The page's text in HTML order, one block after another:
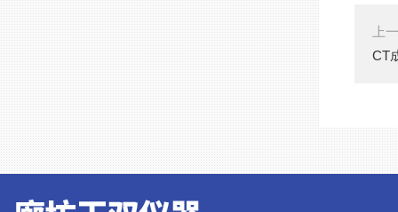
上
CT